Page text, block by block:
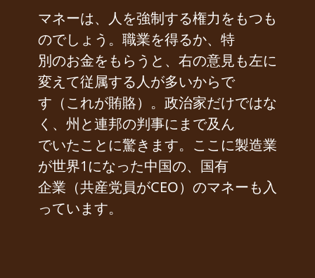
マネーは、人を強制する権力をもつも
のでしょう。職業を得るか、特
別のお金をもらうと、右の意見も左に
変えて従属する人が多いからで
す（これが賄賂）。政治家だけではな
く、州と連邦の判事にまで及ん
でいたことに驚きます。ここに製造業
が世界1になった中国の、国有
企業（共産党員がCEO）のマネーも入
っています。